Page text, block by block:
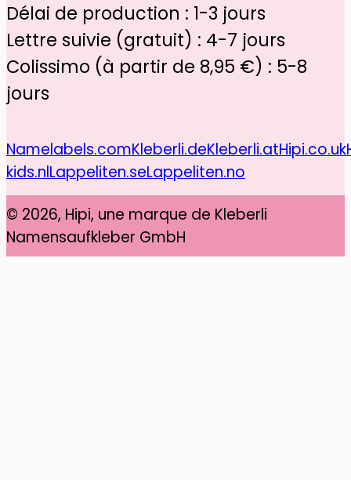
Délai de production : 1-3 jours
Lettre suivie (gratuit) : 4-7 jours
Colissimo (à partir de 8,95 €) : 5-8
jours
Namelabels.comKleberli.deKleberli.atHipi.co.uk
kids.nlLappeliten.seLappeliten.no
© 2026, Hipi, une marque de Kleberli
Namensaufkleber GmbH